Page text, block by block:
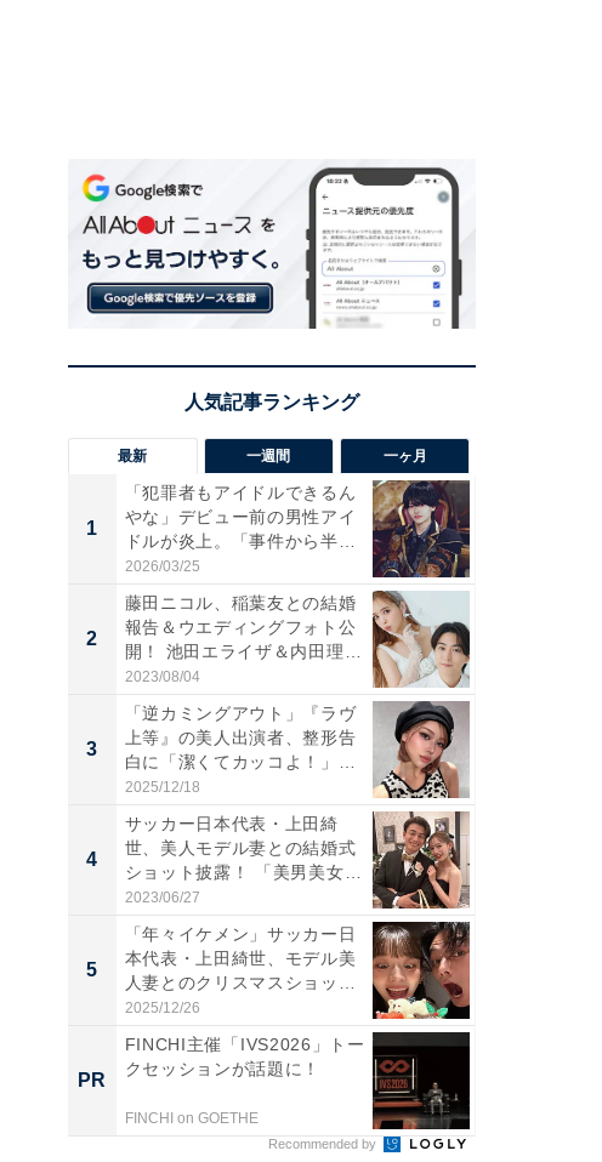
最新 一週間 一ヶ月
1
「犯罪者もアイドルできるん
やな」デビュー前の男性アイ
ドルが炎上。「事件から半年
も...
2026/03/25
2
藤田ニコル、稲葉友との結婚
報告＆ウエディングフォト公
開！ 池田エライザ＆内田理
央...
2023/08/04
3
「逆カミングアウト」『ラヴ
上等』の美人出演者、整形告
白に「潔くてカッコよ！」
「好...
2025/12/18
4
サッカー日本代表・上田綺
世、美人モデル妻との結婚式
ショット披露！ 「美男美女」
「...
2023/06/27
5
「年々イケメン」サッカー日
本代表・上田綺世、モデル美
人妻とのクリスマスショット
に...
2025/12/26
PR
FINCHI主催「IVS2026」トー
クセッションが話題に！
FINCHI on GOETHE
Recommended by